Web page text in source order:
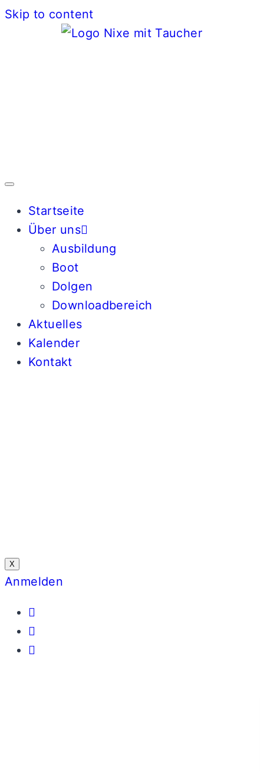
Skip to content
Startseite
Über uns
Ausbildung
Boot
Dolgen
Downloadbereich
Aktuelles
Kalender
Kontakt
X
Anmelden